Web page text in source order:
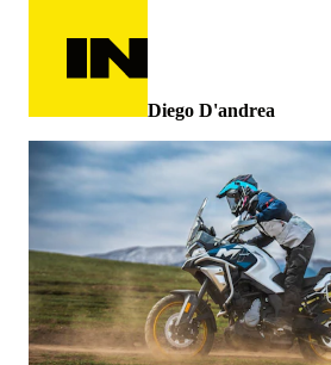
Diego D'andrea